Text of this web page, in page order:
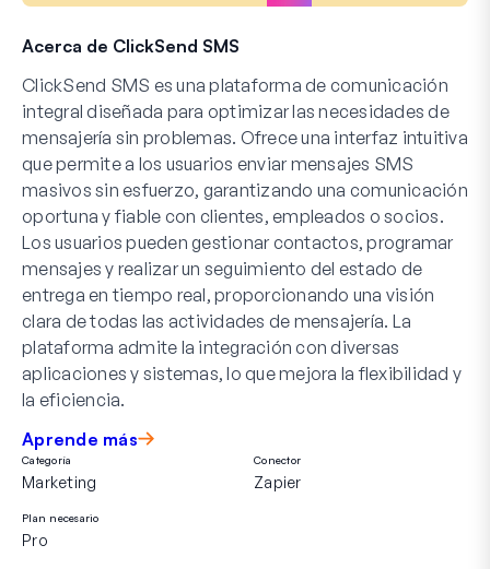
Acerca de ClickSend SMS
ClickSend SMS es una plataforma de comunicación
integral diseñada para optimizar las necesidades de
mensajería sin problemas. Ofrece una interfaz intuitiva
que permite a los usuarios enviar mensajes SMS
masivos sin esfuerzo, garantizando una comunicación
oportuna y fiable con clientes, empleados o socios.
Los usuarios pueden gestionar contactos, programar
mensajes y realizar un seguimiento del estado de
entrega en tiempo real, proporcionando una visión
clara de todas las actividades de mensajería. La
plataforma admite la integración con diversas
aplicaciones y sistemas, lo que mejora la flexibilidad y
la eficiencia.
Aprende más
Categoría
Marketing
Conector
Zapier
Plan necesario
Pro